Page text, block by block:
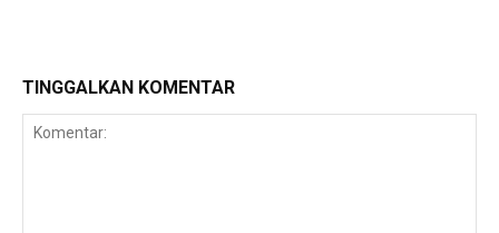
TINGGALKAN KOMENTAR